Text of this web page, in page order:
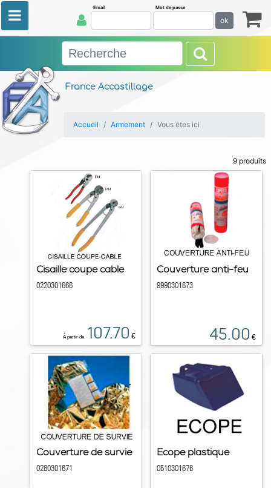
France Accastillage
Email Mot de passe
ok
Accueil Armement Vous êtes ici
9 produits
Cisaille coupe cable
0220301666
À partir de 107.70 €
Couverture anti-feu
9990301673
45.00 €
Couverture de survie
0280301671
Ecope plastique
0510301676